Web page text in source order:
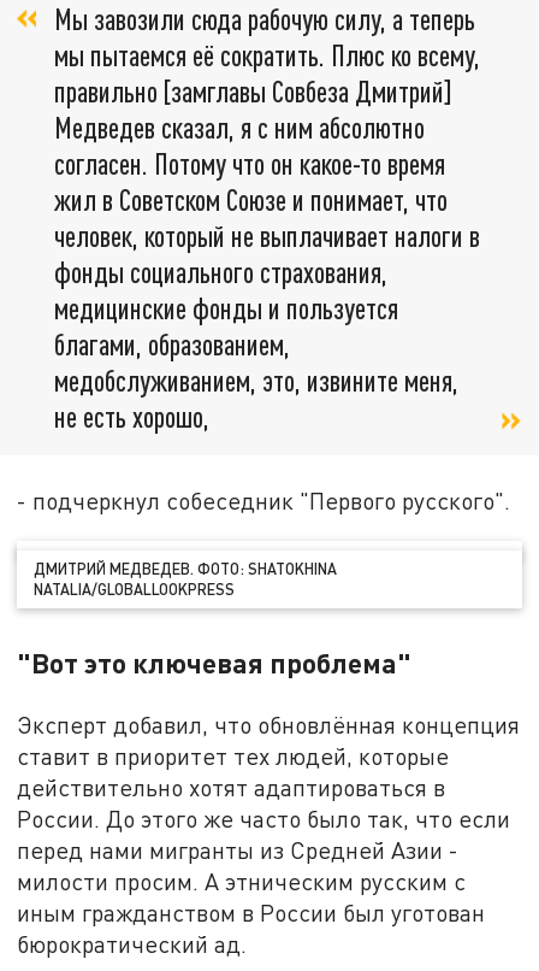
Мы завозили сюда рабочую силу, а теперь
мы пытаемся её сократить. Плюс ко всему,
правильно [замглавы Совбеза Дмитрий]
Медведев сказал, я с ним абсолютно
согласен. Потому что он какое-то время
жил в Советском Союзе и понимает, что
человек, который не выплачивает налоги в
фонды социального страхования,
медицинские фонды и пользуется
благами, образованием,
медобслуживанием, это, извините меня,
не есть хорошо,
- подчеркнул собеседник "Первого русского".
ДМИТРИЙ МЕДВЕДЕВ. ФОТО: SHATOKHINA
NATALIA/GLOBALLOOKPRESS
"Вот это ключевая проблема"
Эксперт добавил, что обновлённая концепция
ставит в приоритет тех людей, которые
действительно хотят адаптироваться в
России. До этого же часто было так, что если
перед нами мигранты из Средней Азии -
милости просим. А этническим русским с
иным гражданством в России был уготован
бюрократический ад.